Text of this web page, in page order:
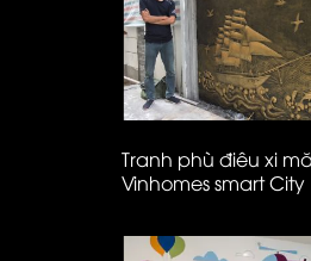
Tranh phù điêu xi
Vinhomes smart City